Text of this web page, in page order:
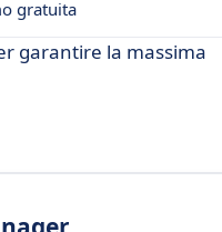
gratuita
garantire la massima